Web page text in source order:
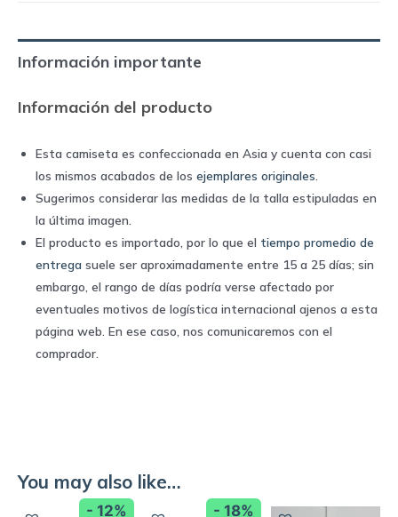
away
|
quantity
Información importante
Información del producto
Esta camiseta es confeccionada en Asia y cuenta con casi
los mismos acabados de los ejemplares originales
Sugerimos considerar las medidas de la talla estipuladas en
la última imagen.
El producto es importado, por lo que el tiempo promedio de
entrega suele ser aproximadamente entre 15 a 25 días; sin
embargo, el rango de días podría verse afectado por
eventuales motivos de logística internacional ajenos a esta
página web. En ese caso, nos comunicaremos con el
comprador.
You may also like…
- 12% - 18%